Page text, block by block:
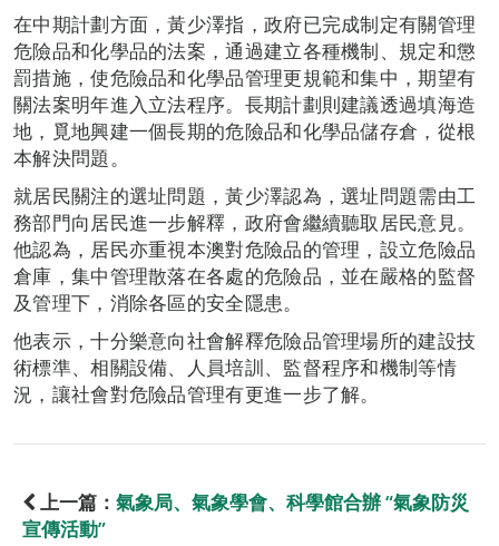
在中期計劃方面，黃少澤指，政府已完成制定有關管理
危險品和化學品的法案，通過建立各種機制、規定和懲
罰措施，使危險品和化學品管理更規範和集中，期望有
關法案明年進入立法程序。長期計劃則建議透過填海造
地，覓地興建一個長期的危險品和化學品儲存倉，從根
本解決問題。
就居民關注的選址問題，黃少澤認為，選址問題需由工
務部門向居民進一步解釋，政府會繼續聽取居民意見。
他認為，居民亦重視本澳對危險品的管理，設立危險品
倉庫，集中管理散落在各處的危險品，並在嚴格的監督
及管理下，消除各區的安全隱患。
他表示，十分樂意向社會解釋危險品管理場所的建設技
術標準、相關設備、人員培訓、監督程序和機制等情
況，讓社會對危險品管理有更進一步了解。
上一篇： 氣象局、氣象學會、科學館合辦 “氣象防災
宣傳活動”